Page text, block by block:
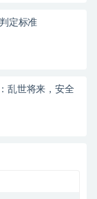
定标准
乱世将来，安全